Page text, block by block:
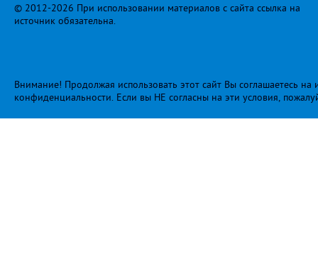
© 2012-2026 При использовании материалов с сайта ссылка на
источник обязательна.
Внимание! Продолжая использовать этот сайт Вы соглашаетесь
конфиденциальности. Если вы НЕ согласны на эти условия,